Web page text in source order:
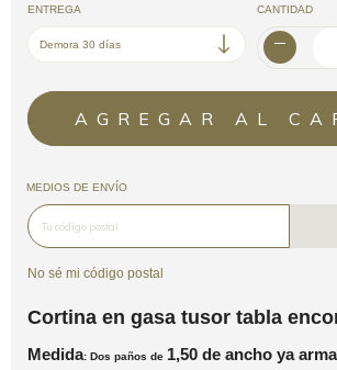
ENTREGA CANTIDAD
MEDIOS DE ENVÍO
No sé mi código postal
Cortina en gasa tusor tabla
Medida: Dos paños de 1,50 de ancho ya